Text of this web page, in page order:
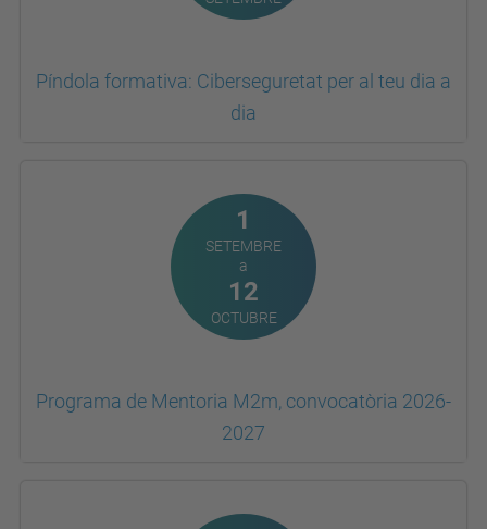
Píndola formativa: Ciberseguretat per al teu dia a
dia
1
SETEMBRE
a
12
OCTUBRE
Programa de Mentoria M2m, convocatòria 2026-
2027